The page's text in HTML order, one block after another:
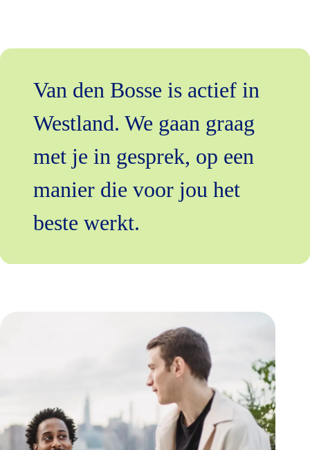
Van den Bosse is actief in
Westland. We gaan graag
met je in gesprek, op een
manier die voor jou het
beste werkt.